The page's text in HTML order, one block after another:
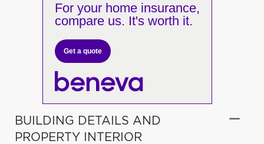
For your home insurance,
compare us. It's worth it.
Get a quote
BUILDING DETAILS AND
PROPERTY INTERIOR